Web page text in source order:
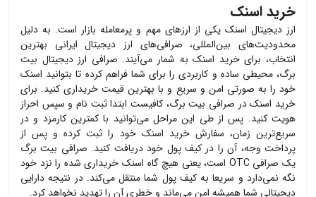
خرید اسنک
ارز دیجیتال اسنک یکی از ارزهای مهم و پرمعامله بازار است. به دلیل
محدودیت‌های بین‌المللی، صرافی‌های ارز دیجیتال ایرانی بهترین
انتخاب، برای خرید اسنکبه شمار می‌آیند. صرافی ارز دیجیتال بیت
برگ، محیطی ساده و کاربردی را برای شما فراهم کرده تا بتوانید اسنک
خود را به صورتی امن و سریع و با بهترین قیمت خریداری کنید. برای
خرید اسنکدر صرافی بیت برگ، کافیست ابتدا ثبت نام و سپس احراز
هویت کنید. پس از طی این مراحل می‌توانید با کمترین کارمزد و در
سریع‌ترین زمان، سفارش خرید اسنک خود را ثبت کرده و پس از
پرداخت وجه، آن را در کیف پول خود دریافت کنید. صرافی بیت برگ
یک صرافی OTC است، یعنی هیچ گاه
اسنک خریداری شده را نزد خود
نگه نمی‌دارد و سریعا به کیف پول شما منتقل می‌کند. در نتیجه دارایی
دیجیتالی شما همیشه امن می‌ماند و خطری آن را تهدید نخواهد کرد.